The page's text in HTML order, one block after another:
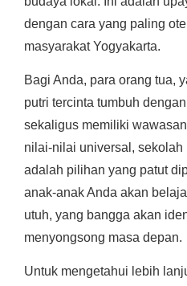
dengan cara yang paling
masyarakat Yogyakarta.
Bagi Anda, para orang tua,
putri tercinta tumbuh
sekaligus memiliki
nilai-nilai universal, sekolah
adalah pilihan yang patut
anak-anak Anda akan
utuh, yang bangga akan
menyongsong masa depan.
Untuk mengetahui lebih